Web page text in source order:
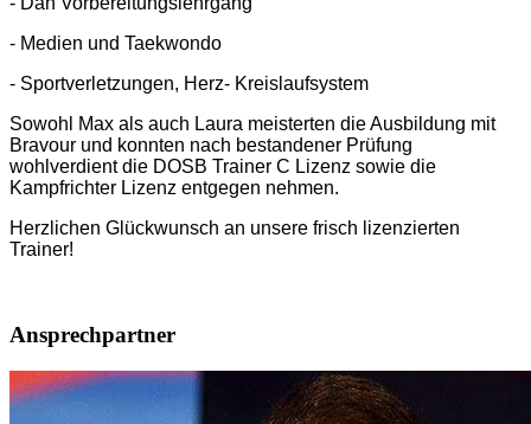
- Medien und Taekwondo
- Sportverletzungen, Herz- Kreislaufsystem
Sowohl Max als auch Laura meisterten die Ausbildung mit
Bravour und konnten nach bestandener Prüfung
wohlverdient die DOSB Trainer C Lizenz sowie die
Kampfrichter Lizenz entgegen nehmen.
Herzlichen Glückwunsch an unsere frisch lizenzierten
Trainer!
Ansprechpartner